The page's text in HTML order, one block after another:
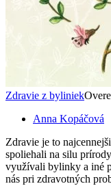
Zdravie z byliniek
Anna Kopáčová
Zdravie je to
spoliehali na silu
využívali bylinky a iné
nás pri zdravotných